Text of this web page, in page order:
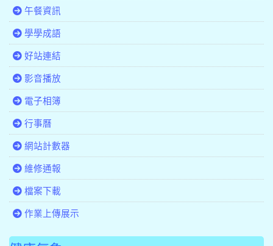
午餐資訊
學學成語
好站連結
影音播放
電子相簿
行事曆
網站計數器
維修通報
檔案下載
作業上傳展示